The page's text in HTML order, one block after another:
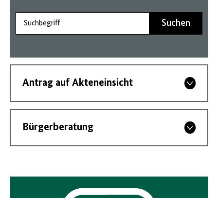
Suchen
Antrag auf Akteneinsicht
Bürgerberatung
Interner